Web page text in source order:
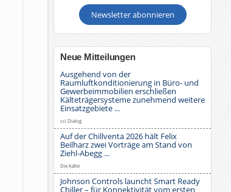
Newsletter abonnieren
Neue Mitteilungen
Ausgehend von der
Raumluftkonditionierung in Büro- und
Gewerbeimmobilien erschließen
Kälteträgersysteme zunehmend weitere
Einsatzgebiete ...
cci Dialog
Auf der Chillventa 2026 hält Felix
Beilharz zwei Vorträge am Stand von
Ziehl-Abegg ...
Die Kälte
Johnson Controls launcht Smart Ready
Chiller – für Konnektivität vom ersten